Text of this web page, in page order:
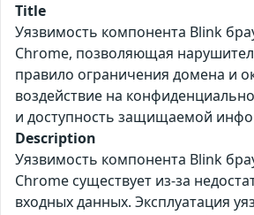
Title
Уязвимость компонента Blink
Chrome, позволяющая
правило ограничения домена и
воздействие на
и доступность защищаемой
Description
Уязвимость компонента Blink
Chrome существует из-за
входных данных. Эксплуатация